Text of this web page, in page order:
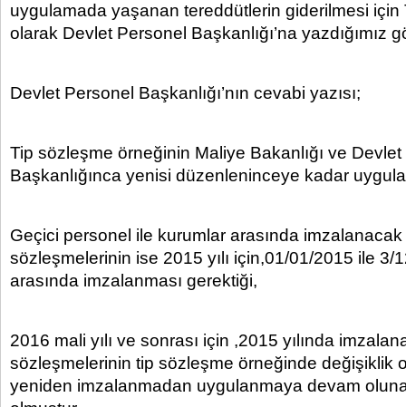
uygulamada yaşanan tereddütlerin giderilmesi için
olarak Devlet Personel Başkanlığı’na yazdığımız
Devlet Personel Başkanlığı’nın cevabi yazısı;
Tip sözleşme örneğinin Maliye Bakanlığı ve
Başkanlığınca yenisi düzenleninceye kadar
Geçici personel ile kurumlar arasında
sözleşmelerinin ise 2015 yılı için,01/01/2015 ile 3/
arasında imzalanması gerektiği,
2016 mali yılı ve sonrası için ,2015 yılında
sözleşmelerinin tip sözleşme örneğinde değişiklik
yeniden imzalanmadan uygulanmaya devam